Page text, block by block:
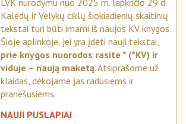
Kalėdų ir Velykų ciklų šiokiadienių skaitinių
tekstai turi būti imami iš naujos KV knygos.
Šioje aplinkoje, jei yra įdėti nauji tekstai,
prie knygos nuorodos rasite * (*KV) ir
viduje – naują maketą. Atsiprašome už
klaidas, dėkojame jas radusiems ir
pranešusiems.
NAUJI PUSLAPIAI